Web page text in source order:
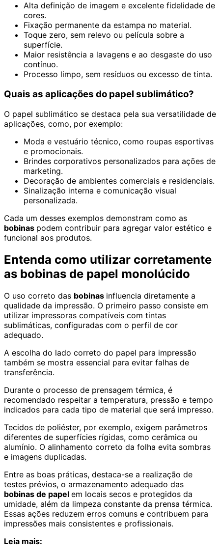
Alta definição de imagem e excelente fidelidade de
cores.
Fixação permanente da estampa no material.
Toque zero, sem relevo ou película sobre a
superfície.
Maior resistência a lavagens e ao desgaste do uso
contínuo.
Processo limpo, sem resíduos ou excesso de tinta.
Quais as aplicações do papel sublimático?
O papel sublimático se destaca pela sua versatilidade de
aplicações, como, por exemplo:
Moda e vestuário técnico, como roupas esportivas
e promocionais.
Brindes corporativos personalizados para ações de
marketing.
Decoração de ambientes comerciais e residenciais.
Sinalização interna e comunicação visual
personalizada.
Cada um desses exemplos demonstram como as
bobinas podem contribuir para agregar valor estético e
funcional aos produtos.
Entenda como utilizar corretamente
as bobinas de papel monolúcido
O uso correto das bobinas influencia diretamente a
qualidade da impressão. O primeiro passo consiste em
utilizar impressoras compatíveis com tintas
sublimáticas, configuradas com o perfil de cor
adequado.
A escolha do lado correto do papel para impressão
também se mostra essencial para evitar falhas de
transferência.
Durante o processo de prensagem térmica, é
recomendado respeitar a temperatura, pressão e tempo
indicados para cada tipo de material que será impresso.
Tecidos de poliéster, por exemplo, exigem parâmetros
diferentes de superfícies rígidas, como cerâmica ou
alumínio. O alinhamento correto da folha evita sombras
e imagens duplicadas.
Entre as boas práticas, destaca-se a realização de
testes prévios, o armazenamento adequado das
bobinas de papel em locais secos e protegidos da
umidade, além da limpeza constante da prensa térmica.
Essas ações reduzem erros comuns e contribuem para
impressões mais consistentes e profissionais.
Leia mais: